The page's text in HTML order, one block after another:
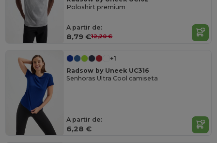
Poloshirt premium
A partir de:
8,79 €12,20 €
+1
Radsow by Uneek UC316
Senhoras Ultra Cool camiseta
A partir de:
6,28 €